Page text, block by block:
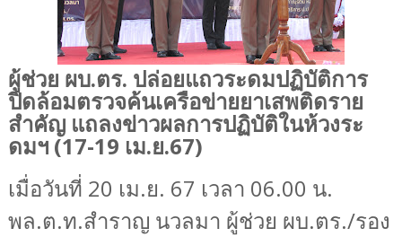
ผู้ช่วย ผบ.ตร. ปล่อยแถวระดมปฏิบัติการ
ปิดล้อมตรวจค้นเครือข่ายยาเสพติดราย
สำคัญ แถลงข่าวผลการปฏิบัติในห้วงระ
ดมฯ (17-19 เม.ย.67)
เมื่อวันที่ 20 เม.ย. 67 เวลา 06.00 น.
พล.ต.ท.สำราญ นวลมา ผู้ช่วย ผบ.ตร./รอง